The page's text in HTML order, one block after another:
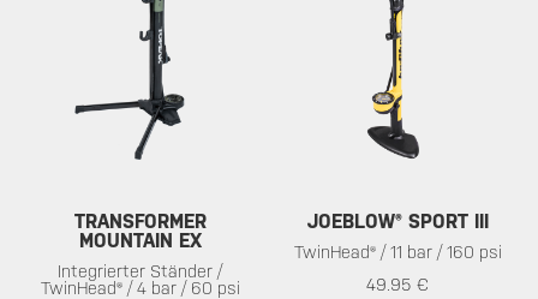
TRANSFORMER
MOUNTAIN EX
Integrierter Ständer /
TwinHead® / 4 bar / 60 psi
JOEBLOW® SPORT III
TwinHead® / 11 bar / 160 psi
49.95 €